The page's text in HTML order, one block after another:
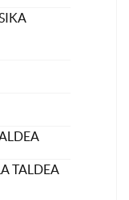
TALDEA